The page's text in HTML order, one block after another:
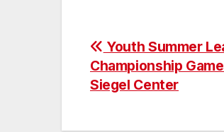
Post
navigation
Youth Summer
Championship
Siegel Center